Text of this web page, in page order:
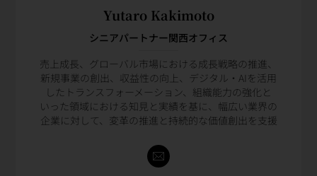
Yutaro Kakimoto
シニアパートナー関西オフィス
売上成長、グローバル市場における成長戦略の推進、
新規事業の創出、収益性の向上、デジタル・AIを活用
したトランスフォーメーション、組織能力の強化と
いった領域における知見と実績を基に、幅広い業界の
企業に対して、変革の推進と持続的な価値創出を支援